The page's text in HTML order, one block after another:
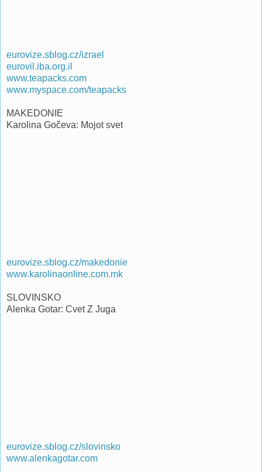
eurovize.sblog.cz/izrael
eurovil.iba.org.il
www.teapacks.com
www.myspace.com/teapacks
MAKEDONIE
Karolina Gočeva: Mojot svet
eurovize.sblog.cz/makedonie
www.karolinaonline.com.mk
SLOVINSKO
Alenka Gotar: Cvet Z Juga
eurovize.sblog.cz/slovinsko
www.alenkagotar.com